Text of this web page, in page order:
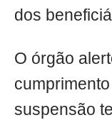
dos
O órgão
suspensão